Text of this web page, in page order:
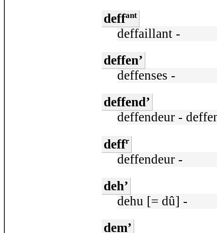
deffant
deffaillant -
deffen’
deffenses -
deffend’
deffendeur -
deffr
deffendeur -
deh’
dehu [= dû] -
dem’